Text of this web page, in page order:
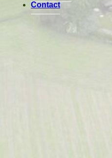
Contact